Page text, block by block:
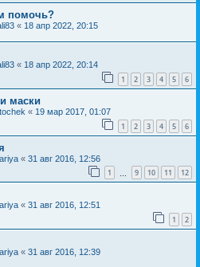
помочь?
« 18 апр 2022, 20:15
« 18 апр 2022, 20:14
1 2 3 4 5 6
маски
« 19 мар 2017, 01:07
1 2 3 4 5 6
« 31 авг 2016, 12:56
1 9 10 11 12
« 31 авг 2016, 12:51
1 2
« 31 авг 2016, 12:39